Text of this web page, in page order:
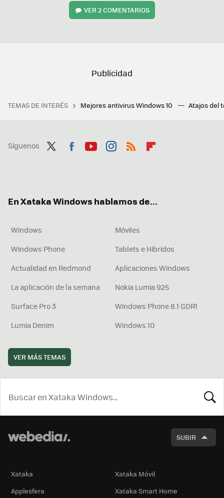
VER2 COMENTARIOS
TEMAS DE INTERÉS Mejores antivirus Windows 10 Atajos del
Síguenos
En Xataka Windows hablamos de...
Windows
Móviles
Windows Phone
Tablets e Híbridos
Actualidad en Redmond
Aplicaciones Windows
La aplicación de la semana
Nokia Lumia 925
Surface Pro 3
Windows Phone 8.1 GDR1
Lumia Denim
Windows 10
VER MÁS TEMAS
SUBIR
Xataka
Xataka Móvil
Applesfera
Xataka Smart Home